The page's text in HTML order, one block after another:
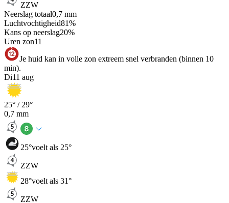
ZZW
Neerslag totaal0,7 mm
Luchtvochtigheid81%
Kans op neerslag20%
Uren zon11
Je huid kan in volle zon extreem snel verbranden (binnen 10
min).
Di11 aug
25° / 29°
0,7 mm
25°voelt als 25°
ZZW
28°voelt als 31°
ZZW